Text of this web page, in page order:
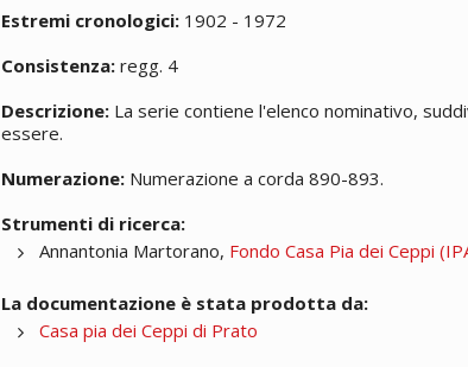
Estremi cronologici: 1902 - 1972
Consistenza: regg. 4
Descrizione: La serie contiene l'elenco nominativo,
essere.
Numerazione: Numerazione a corda 890-893.
Strumenti di ricerca:
Annantonia Martorano, Fondo Casa Pia dei Ceppi
La documentazione è stata prodotta da:
Casa pia dei Ceppi di Prato